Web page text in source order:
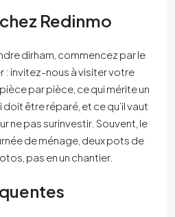
Redinmo
dirham, commencez par le
: invitez-nous à visiter votre
par pièce, ce qui mérite un
être réparé, et ce qu’il vaut
ne pas surinvestir. Souvent, le
de ménage, deux pots de
pas en un chantier.